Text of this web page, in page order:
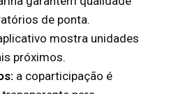
de ponta.
mostra unidades
próximos.
a coparticipação é